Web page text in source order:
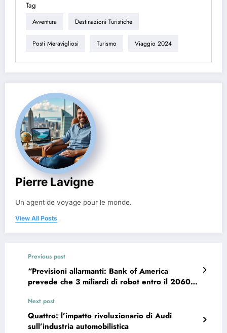
Tag
Avventura Destinazioni Turistiche
Posti Meravigliosi Turismo Viaggio 2024
Pierre Lavigne
Un agent de voyage pour le monde.
View All Posts
Previous post
“Previsioni allarmanti: Bank of America
prevede che 3 miliardi di robot entro il 2060
Next post
Quattro: l’impatto rivoluzionario di Audi
sull’industria automobilistica